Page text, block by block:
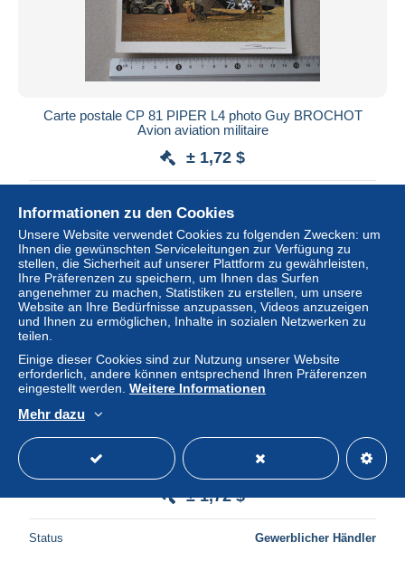
Carte postale CP 81 PIPER L4 photo Guy BROCHOT
Avion aviation militaire
± 1,72 $
Neu
Carte postale CP 78 NORATLAS 2501 photo Guy
BROCHOT Avion aviation militaire cargo
± 1,72 $
Status Gewerblicher Händler
Informationen zu den Cookies
Unsere Website verwendet Cookies zu folgenden Zwecken: um
Ihnen die gewünschten Serviceleitungen zur Verfügung zu
stellen, die Sicherheit auf unserer Plattform zu gewährleisten,
Ihre Präferenzen zu speichern, um Ihnen das Surfen
angenehmer zu machen, Statistiken zu erstellen, um unsere
Website an Ihre Bedürfnisse anzupassen, Videos anzuzeigen
und Ihnen zu ermöglichen, Inhalte in sozialen Netzwerken zu
teilen.
Einige dieser Cookies sind zur Nutzung unserer Website
erforderlich, andere können entsprechend Ihren Präferenzen
eingestellt werden. Weitere Informationen
Mehr dazu